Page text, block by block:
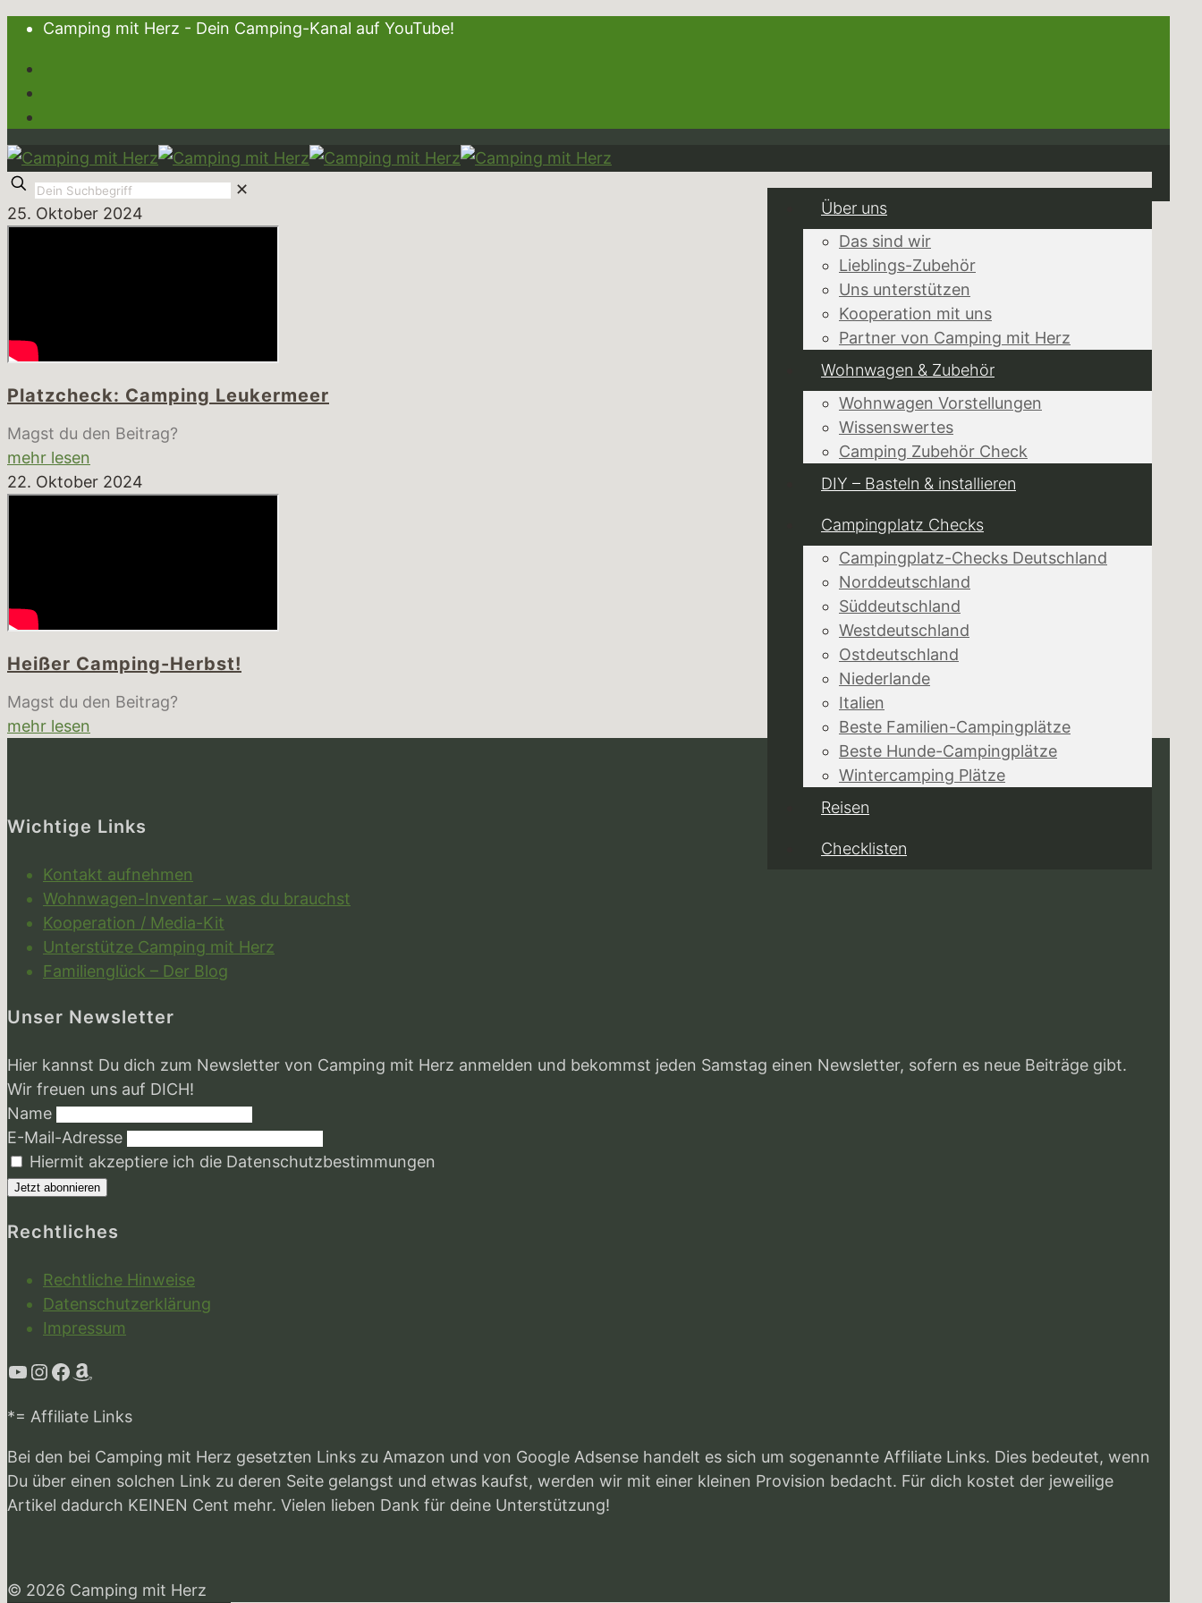
Camping mit Herz - Dein Camping-Kanal auf YouTube!
Über uns
Das sind wir
Lieblings-Zubehör
Uns unterstützen
Kooperation mit uns
Partner von Camping mit Herz
Wohnwagen & Zubehör
Wohnwagen Vorstellungen
Wissenswertes
Camping Zubehör Check
DIY – Basteln & installieren
Campingplatz Checks
Campingplatz-Checks Deutschland
Norddeutschland
Süddeutschland
Westdeutschland
Ostdeutschland
Niederlande
Italien
Beste Familien-Campingplätze
Beste Hunde-Campingplätze
Wintercamping Plätze
Reisen
Checklisten
✕
25. Oktober 2024
Platzcheck: Camping Leukermeer
Magst du den Beitrag?
mehr lesen
22. Oktober 2024
Heißer Camping-Herbst!
Magst du den Beitrag?
mehr lesen
Wichtige Links
Kontakt aufnehmen
Wohnwagen-Inventar – was du brauchst
Kooperation / Media-Kit
Unterstütze Camping mit Herz
Familienglück – Der Blog
Unser Newsletter
Hier kannst Du dich zum Newsletter von Camping mit Herz anmelden und bekommst jeden Samstag einen Newsletter, sofern es neue Beiträge gibt.
Wir freuen uns auf DICH!
Name
E-Mail-Adresse
Hiermit akzeptiere ich die Datenschutzbestimmungen
Rechtliches
Rechtliche Hinweise
Datenschutzerklärung
Impressum
YouTube
Instagram
Facebook
Amazon
*= Affiliate Links
Bei den bei Camping mit Herz gesetzten Links zu Amazon und von Google Adsense handelt es sich um sogenannte Affiliate Links. Dies bedeutet, wenn
Du über einen solchen Link zu deren Seite gelangst und etwas kaufst, werden wir mit einer kleinen Provision bedacht. Für dich kostet der jeweilige
Artikel dadurch KEINEN Cent mehr. Vielen lieben Dank für deine Unterstützung!
© 2026 Camping mit Herz